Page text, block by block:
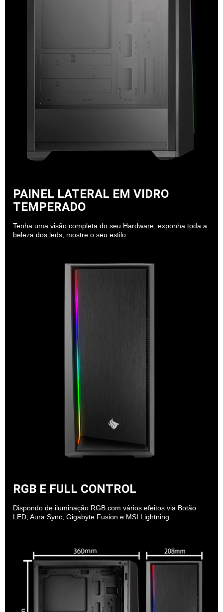
PAINEL LATERAL EM VIDRO
TEMPERADO
Tenha uma visão completa do seu Hardware, exponha toda a
beleza dos leds, mostre o seu estilo.
RGB E FULL CONTROL
Dispondo de iluminação RGB com vários efeitos via Botão
LED, Aura Sync, Gigabyte Fusion e MSI Lightning.